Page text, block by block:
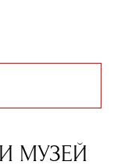
МУЗЕЙ